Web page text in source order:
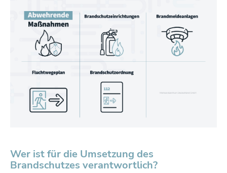
Wer ist für die Umsetzung des
Brandschutzes verantwortlich?